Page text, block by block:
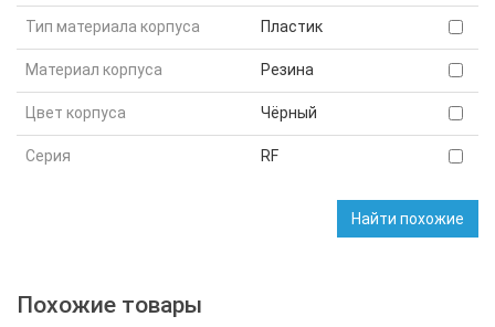
Тип материала корпуса Пластик
Материал корпуса Резина
Цвет корпуса Чёрный
Серия RF
Найти похожие
Похожие товары